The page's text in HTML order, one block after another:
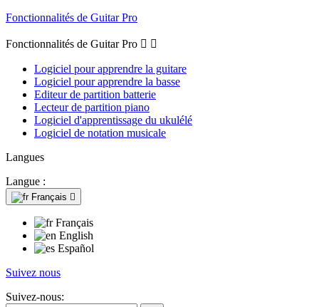
Fonctionnalités de Guitar Pro
Fonctionnalités de Guitar Pro  
Logiciel pour apprendre la guitare
Logiciel pour apprendre la basse
Editeur de partition batterie
Lecteur de partition piano
Logiciel d'apprentissage du ukulélé
Logiciel de notation musicale
Langues
Langue :
Français 
Français
English
Español
Suivez nous
Suivez-nous: